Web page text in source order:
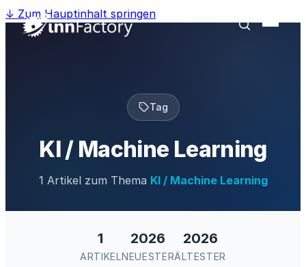
↓ Zum Hauptinhalt springen
Tag
KI / Machine Learning
1 Artikel zum Thema KI / Machine Learning
1
ARTIKEL
2026
NEUESTER
2026
ÄLTESTER